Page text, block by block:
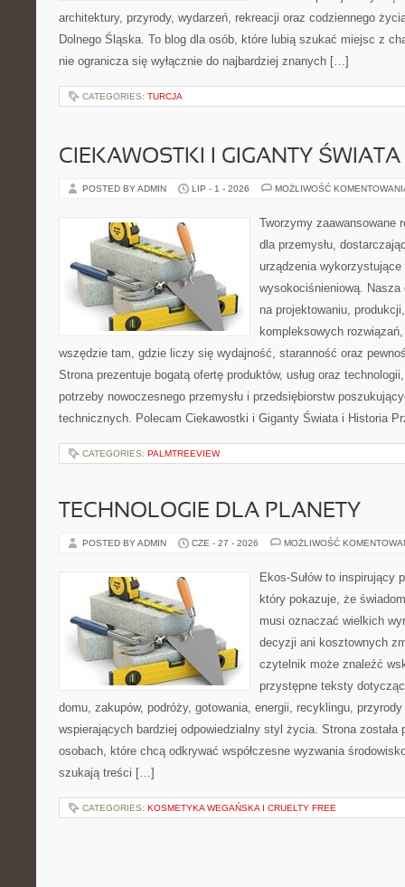
architektury, przyrody, wydarzeń, rekreacji oraz codziennego
Dolnego Śląska. To blog dla osób, które lubią szukać miejsc z
nie ogranicza się wyłącznie do najbardziej znanych […]
CATEGORIES: TURCJA
CIEKAWOSTKI I GIGANTY ŚWIATA
POSTED BY ADMIN LIP - 1 - 2026 MOŻLIWOŚĆ
Tworzymy zaawansowane
dla przemysłu,
urządzenia wykorzystujące
wysokociśnieniową. Nasza
na projektowaniu,
kompleksowych
wszędzie tam, gdzie liczy się wydajność, staranność oraz
Strona prezentuje bogatą ofertę produktów, usług oraz
potrzeby nowoczesnego przemysłu i przedsiębiorstw
technicznych. Polecam Ciekawostki i Giganty Świata i Historia
CATEGORIES: PALMTREEVIEW
TECHNOLOGIE DLA PLANETY
POSTED BY ADMIN CZE - 27 - 2026 MOŻLIWOŚĆ
Ekos-Sułów to inspirujący
który pokazuje, że
musi oznaczać wielkich
decyzji ani kosztownych
czytelnik może znaleźć
przystępne teksty
domu, zakupów, podróży, gotowania, energii, recyklingu,
wspierających bardziej odpowiedzialny styl życia. Strona została
osobach, które chcą odkrywać współczesne wyzwania
szukają treści […]
CATEGORIES: KOSMETYKA WEGAŃSKA I CRUELTY FREE